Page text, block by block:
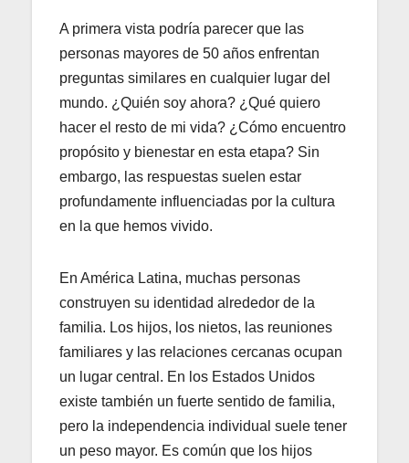
A primera vista podría parecer que las
personas mayores de 50 años enfrentan
preguntas similares en cualquier lugar del
mundo. ¿Quién soy ahora? ¿Qué quiero
hacer el resto de mi vida? ¿Cómo encuentro
propósito y bienestar en esta etapa? Sin
embargo, las respuestas suelen estar
profundamente influenciadas por la cultura
en la que hemos vivido.
En América Latina, muchas personas
construyen su identidad alrededor de la
familia. Los hijos, los nietos, las reuniones
familiares y las relaciones cercanas ocupan
un lugar central. En los Estados Unidos
existe también un fuerte sentido de familia,
pero la independencia individual suele tener
un peso mayor. Es común que los hijos